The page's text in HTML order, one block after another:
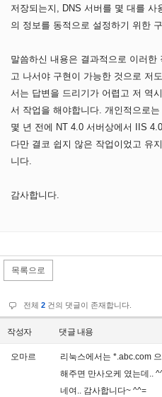
저장되는지, DNS 서버를 몇 대를 사
의 정보를 동적으로 설정하기 위한
말씀하신 내용은 결과적으로 이러한
고 나서야 구현이 가능한 것으로 저
서는 답변을 드리기가 어렵고 저 역
서 작업을 해야합니다. 개인적으로
몇 년 전에 NT 4.0 서버상에서 IIS
다만 결코 쉽지 않은 작업이었고 유
니다.
감사합니다.
목록으로
전체 2 건의 댓글이 존재합니다.
작성자 댓글 내용
오마르
리눅스에서는 *.abc.com
해주면 만사오케 였는데..
네여.. 감사합니다~ ^^=